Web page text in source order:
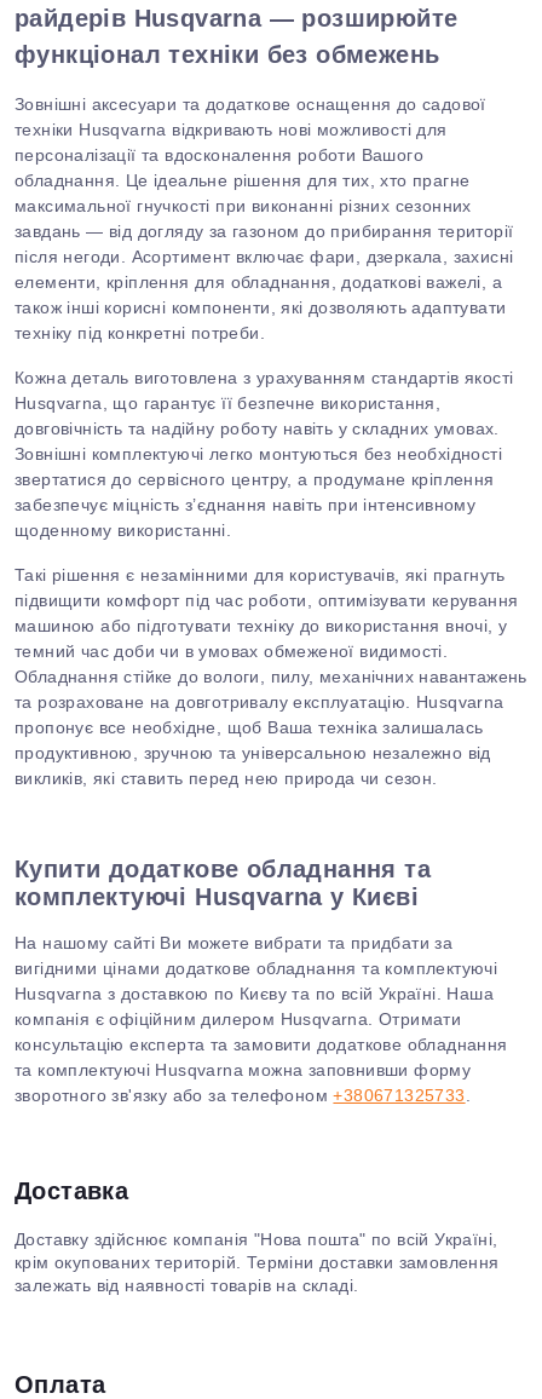
райдерів Husqvarna — розширюйте
функціонал техніки без обмежень
Зовнішні аксесуари та додаткове оснащення до садової
техніки Husqvarna відкривають нові можливості для
персоналізації та вдосконалення роботи Вашого
обладнання. Це ідеальне рішення для тих, хто прагне
максимальної гнучкості при виконанні різних сезонних
завдань — від догляду за газоном до прибирання території
після негоди. Асортимент включає фари, дзеркала, захисні
елементи, кріплення для обладнання, додаткові важелі, а
також інші корисні компоненти, які дозволяють адаптувати
техніку під конкретні потреби.
Кожна деталь виготовлена з урахуванням стандартів якості
Husqvarna
, що гарантує її безпечне використання,
довговічність та надійну роботу навіть у складних умовах.
Зовнішні комплектуючі легко монтуються без необхідності
звертатися до сервісного центру, а продумане кріплення
забезпечує міцність з’єднання навіть при інтенсивному
щоденному використанні.
Такі рішення є незамінними для користувачів, які прагнуть
підвищити комфорт під час роботи, оптимізувати керування
машиною або підготувати техніку до використання вночі, у
темний час доби чи в умовах обмеженої видимості.
Обладнання стійке до вологи, пилу, механічних навантажень
та розраховане на довготривалу експлуатацію. Husqvarna
пропонує все необхідне, щоб Ваша техніка залишалась
продуктивною, зручною та універсальною незалежно від
викликів, які ставить перед нею природа чи сезон.
Купити додаткове обладнання та
комплектуючі Husqvarna у Києві
На нашому сайті Ви можете вибрати та придбати за
вигідними цінами додаткове обладнання та комплектуючі
Husqvarna з доставкою по Києву та по всій Україні. Наша
компанія є офіційним дилером Husqvarna. Отримати
консультацію експерта та замовити додаткове обладнання
та комплектуючі Husqvarna можна заповнивши форму
зворотного зв'язку або за телефоном +380671325733
Доставка
Доставку здійснює компанія "Нова пошта" по всій Україні,
крім окупованих територій. Терміни доставки замовлення
залежать від наявності товарів на складі.
Оплата